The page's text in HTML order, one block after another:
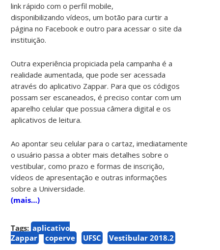
link rápido com o perfil mobile,
disponibilizando vídeos, um botão para curtir a
página no Facebook e outro para acessar o site da
instituição.
Outra experiência propiciada pela campanha é a
realidade aumentada, que pode ser acessada
através do aplicativo Zappar. Para que os códigos
possam ser escaneados, é preciso contar com um
aparelho celular que possua câmera digital e os
aplicativos de leitura.
Ao apontar seu celular para o cartaz, imediatamente
o usuário passa a obter mais detalhes sobre o
vestibular, como prazo e formas de inscrição,
vídeos de apresentação e outras informações
sobre a Universidade.
(mais…)
Tags: aplicativo
Zappar
coperve UFSC Vestibular 2018.2